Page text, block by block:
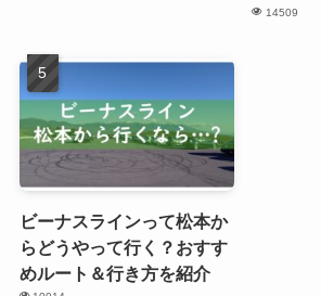
14509
ビーナスラインって松本か
らどうやって行く？おすす
めルート＆行き方を紹介